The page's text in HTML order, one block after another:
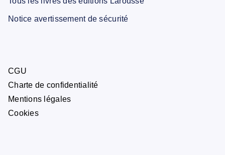
Notice avertissement de sécurité
CGU
Charte de confidentialité
Mentions légales
Cookies